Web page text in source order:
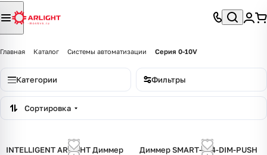
Главная Каталог Системы автоматизации Серия 0-10V
Категории Фильтры
Сортировка
INTELLIGENT ARLIGHT Диммер
Диммер SMART-D14-DIM-PUSH